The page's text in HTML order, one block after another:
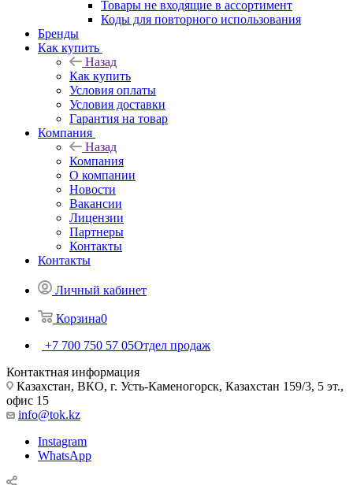
Товары не входящие в ассортимент
Коды для повторного использования
Бренды
Как купить
Назад
Как купить
Условия оплаты
Условия доставки
Гарантия на товар
Компания
Назад
Компания
О компании
Новости
Вакансии
Лицензии
Партнеры
Контакты
Контакты
Личный кабинет
Корзина0
+7 700 750 57 05Отдел продаж
Контактная информация
Казахстан, ВКО, г. Усть-Каменогорск, Казахстан 159/3, 5 эт.,
офис 15
info@tok.kz
Instagram
WhatsApp